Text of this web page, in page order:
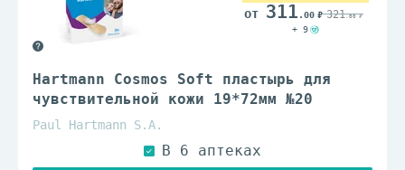
Hartmann Cosmos Soft пластырь для
чувствительной кожи 19*72мм №20
Paul Hartmann S.A.
311 .00 321.00
+ 9